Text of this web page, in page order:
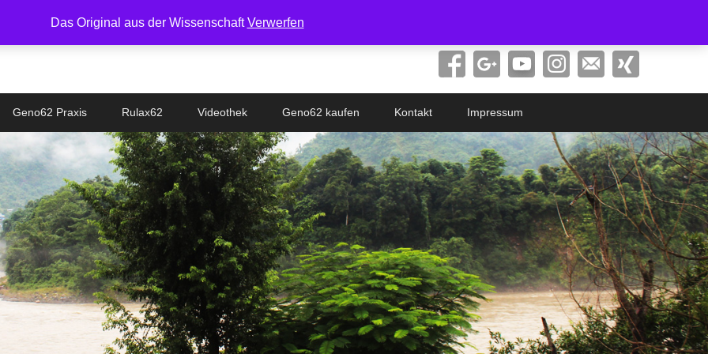
Das Original aus der WissenschaftVerwerfen
Geno62 Praxis Rulax62 Videothek Geno62 kaufen Kontakt Impressum